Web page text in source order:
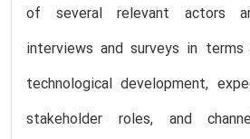
of several relevant actors
interviews and surveys in
technological development,
stakeholder roles, and